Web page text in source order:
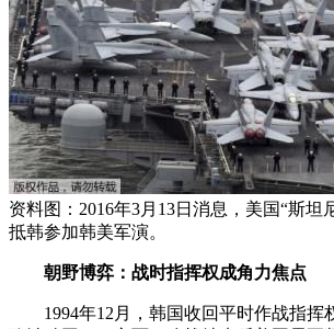
资料图：2016年3月13日消息，美国“斯坦
抵韩参加韩美军演。
朝野博弈：战时指挥权成角力焦点
1994年12月，韩国收回平时作战指挥